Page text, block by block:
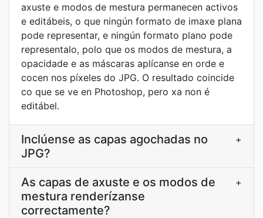
axuste e modos de mestura permanecen activos
e editábeis, o que ningún formato de imaxe plana
pode representar, e ningún formato plano pode
representalo, polo que os modos de mestura, a
opacidade e as máscaras aplícanse en orde e
cocen nos píxeles do JPG. O resultado coincide
co que se ve en Photoshop, pero xa non é
editábel.
Inclúense as capas agochadas no
JPG?
+
As capas de axuste e os modos de
mestura renderízanse
correctamente?
+